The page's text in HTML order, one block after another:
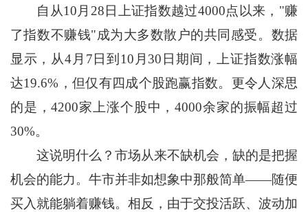
自从10月28日上证指数越过4000点以来，"赚
了指数不赚钱"成为大多数散户的共同感受。数据
显示，从4月7日到10月30日期间，上证指数涨幅
达19.6%，但仅有四成个股跑赢指数。更令人深思
的是，4200家上涨个股中，4000余家的振幅超过
30%。
这说明什么？市场从来不缺机会，缺的是把握
机会的能力。牛市并非如想象中那般简单——随便
买入就能躺着赚钱。相反，由于交投活跃、波动加